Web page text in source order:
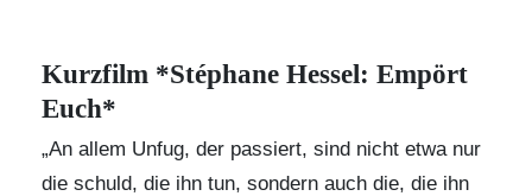
Kurzfilm *Stéphane Hessel: Empört
Euch*
„An allem Unfug, der passiert, sind nicht etwa nur
die schuld, die ihn tun, sondern auch die, die ihn